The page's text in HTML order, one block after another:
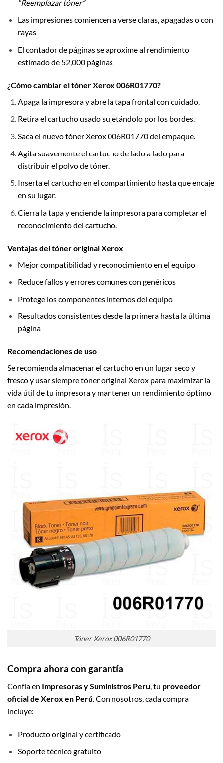
“Reemplazar tóner”
Las impresiones comiencen a verse claras, apagadas o con
rayas
El contador de páginas se aproxime al rendimiento
estimado de 52,000 páginas
¿Cómo cambiar el tóner Xerox 006R01770?
Apaga la impresora y abre la tapa frontal con cuidado.
Retira el cartucho usado sujetándolo por los bordes.
Saca el nuevo tóner Xerox 006R01770 del empaque.
Agita suavemente el cartucho de lado a lado para
distribuir el polvo de tóner.
Inserta el cartucho en el compartimiento hasta que encaje
en su lugar.
Cierra la tapa y enciende la impresora para completar el
reconocimiento del cartucho.
Ventajas del tóner original Xerox
Mejor compatibilidad y reconocimiento en el equipo
Reduce fallos y errores comunes con genéricos
Protege los componentes internos del equipo
Resultados consistentes desde la primera hasta la última
página
Recomendaciones de uso
Se recomienda almacenar el cartucho en un lugar seco y
fresco y usar siempre tóner original Xerox para maximizar la
vida útil de tu impresora y mantener un rendimiento óptimo
en cada impresión.
Tóner Xerox 006R01770
Compra ahora con garantía
Confía en Impresoras y Suministros Peru, tu proveedor
oficial de Xerox en Perú. Con nosotros, cada compra
incluye:
Producto original y certificado
Soporte técnico gratuito